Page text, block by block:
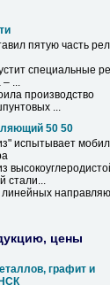
пятую часть
специальные
...
производство
...
50 50
испытывает
стали...
линейных
цены
графит и